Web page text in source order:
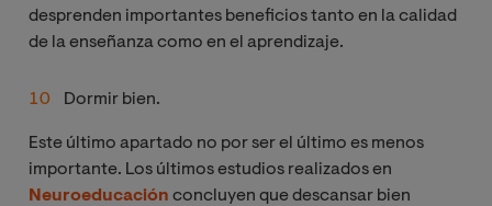
desprenden importantes beneficios tanto en la calidad
de la enseñanza como en el aprendizaje.
Dormir bien.
Este último apartado no por ser el último es menos
importante. Los últimos estudios realizados en
Neuroeducación concluyen que descansar bien